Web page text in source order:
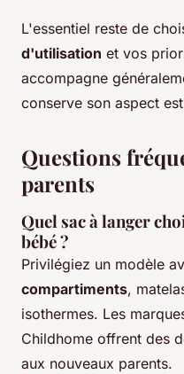
L'essentiel reste de
d'utilisation et vos
accompagne
conserve son aspect
Questions
parents
Quel sac à langer
bébé ?
Privilégiez un modèle
compartiments,
isothermes. Les
Childhome offrent des
aux nouveaux parents.